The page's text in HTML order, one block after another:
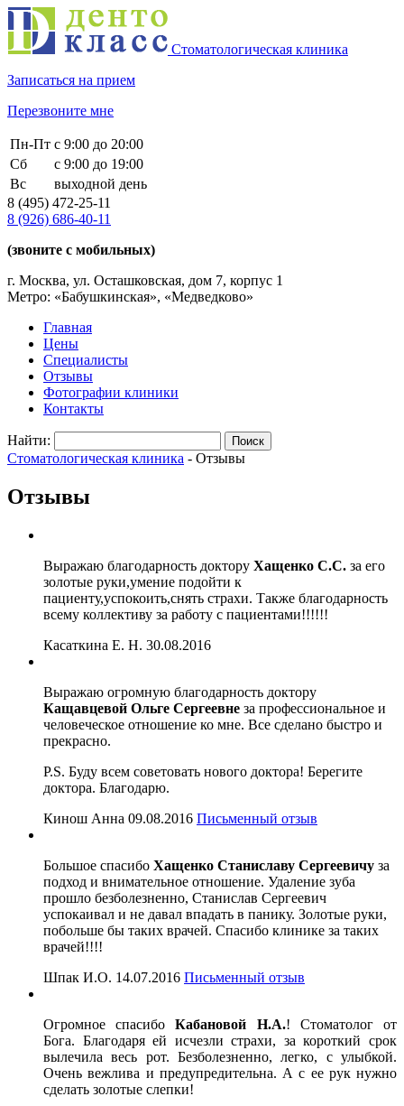
Стоматологическая клиника
Записаться на прием
Перезвоните мне
Пн-Пт с 9:00 до 20:00
Сб
с 9:00 до 19:00
Вс
выходной день
8 (495) 472-25-11
8 (926) 686-40-11
(звоните с мобильных)
г. Москва, ул. Осташковская, дом 7, корпус 1
Метро: «Бабушкинская», «Медведково»
Главная
Цены
Специалисты
Отзывы
Фотографии клиники
Контакты
Найти:
Стоматологическая клиника - Отзывы
Отзывы
Выражаю благодарность доктору Хащенко С.С. за его
золотые руки,умение подойти к
пациенту,успокоить,снять страхи. Также благодарность
всему коллективу за работу с пациентами!!!!!!
Касаткина Е. Н. 30.08.2016
Выражаю огромную благодарность доктору
Кащавцевой Ольге Сергеевне за профессиональное и
человеческое отношение ко мне. Все сделано быстро и
прекрасно.
P.S. Буду всем советовать нового доктора! Берегите
доктора. Благодарю.
Кинош Анна 09.08.2016 Письменный отзыв
Большое спасибо Хащенко Станиславу Сергеевичу за
подход и внимательное отношение. Удаление зуба
прошло безболезненно, Станислав Сергеевич
успокаивал и не давал впадать в панику. Золотые руки,
побольше бы таких врачей. Спасибо клинике за таких
врачей!!!!
Шпак И.О. 14.07.2016 Письменный отзыв
Огромное спасибоКабановой Н.А.! Стоматолог от
Бога. Благодаря ей исчезли страхи, за короткий срок
вылечила весь рот. Безболезненно, легко, с улыбкой.
Очень вежлива и предупредительна. А с ее рук нужно
сделать золотые слепки!